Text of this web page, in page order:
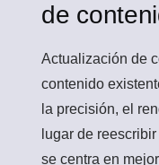
de
Actualización de
contenido
la precisión, el
lugar de
se centra en